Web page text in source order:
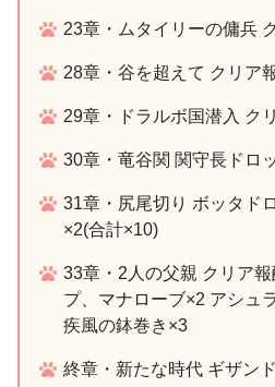
23章・ムタイリーの傭兵
28章・谷を超えて クリア
29章・ドラルボ国潜入 ク
30章・竜谷関 関守長ドロ
31章・尻尾切り ボッタド
×2(合計×10)
33章・2人の父親 クリア
プ、マナローブ×2 アシュ
疾風の鉢巻き×3
終章・新たな時代 ギザン